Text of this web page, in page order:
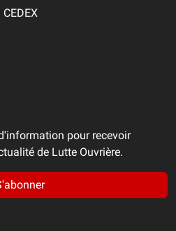
pour recevoir
de Lutte Ouvrière.